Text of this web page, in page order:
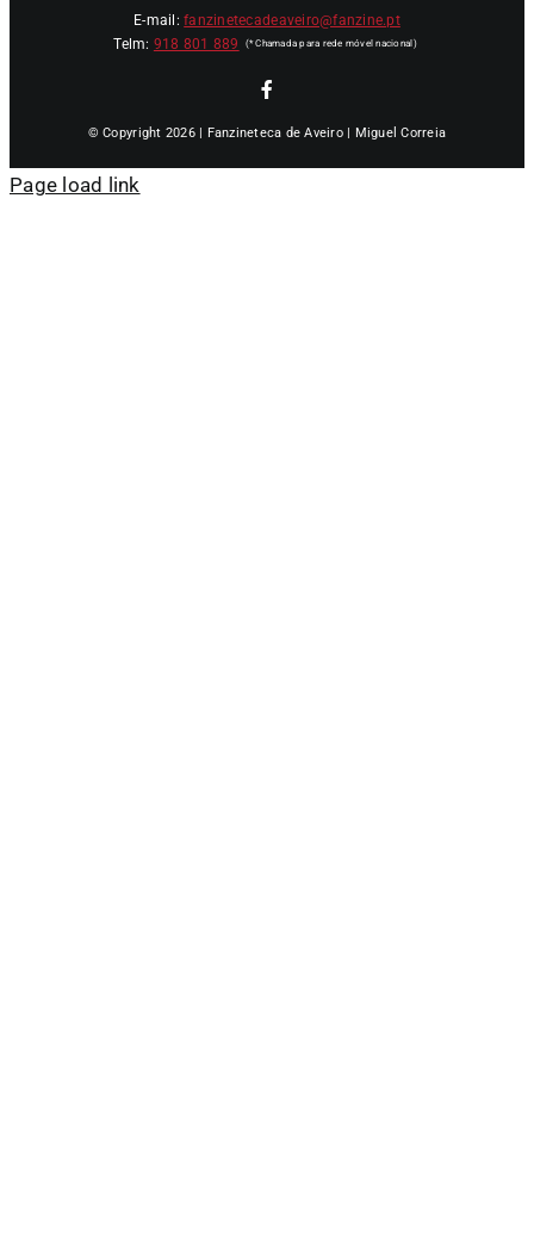
E-mail:fanzinetecadeaveiro@fanzine.pt
Telm: 918 801 889
© Copyright 2026 | Fanzineteca de Aveiro | Miguel Correia
Page load link